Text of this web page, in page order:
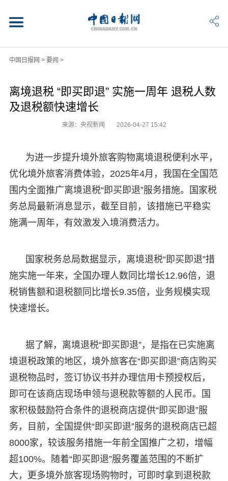
中国日报网 > 要闻 >
离境退税 “即买即退” 实施一周年 退税人数
及退税额快速增长
来源：央视新闻 2026-04-27 15:42
为进一步提升境外旅客购物离境退税便利水平，
优化境外旅客消费体验，2025年4月，我国在全国范
围内全面推广离境退税“即买即退”服务措施。国家税
务总局最新消息显示，截至目前，该措施已平稳实
施满一周年，有效激发入境消费活力。
国家税务总局数据显示，离境退税“即买即退”措
施实施一年来，全国办理人数同比增长12.96倍，退
税销售额和退税额同比增长9.35倍，业务规模实现
快速增长。
据了解，离境退税“即买即退”，是指在已实施离
境退税政策的地区，境外旅客在“即买即退”商店购买
退税物品时，签订协议书并办理信用卡预授权后，
即可在该商店现场申领与退税款等额的人民币。国
家积极鼓励符合条件的退税商店提供“即买即退”服
务，目前，全国提供“即买即退”服务的退税商店已超
8000家，较该服务措施一年前全国推广之初，增幅
超100%。随着“即买即退”服务覆盖范围的不断扩
大，更多境外旅客现场购物时，可即时拿到退税款